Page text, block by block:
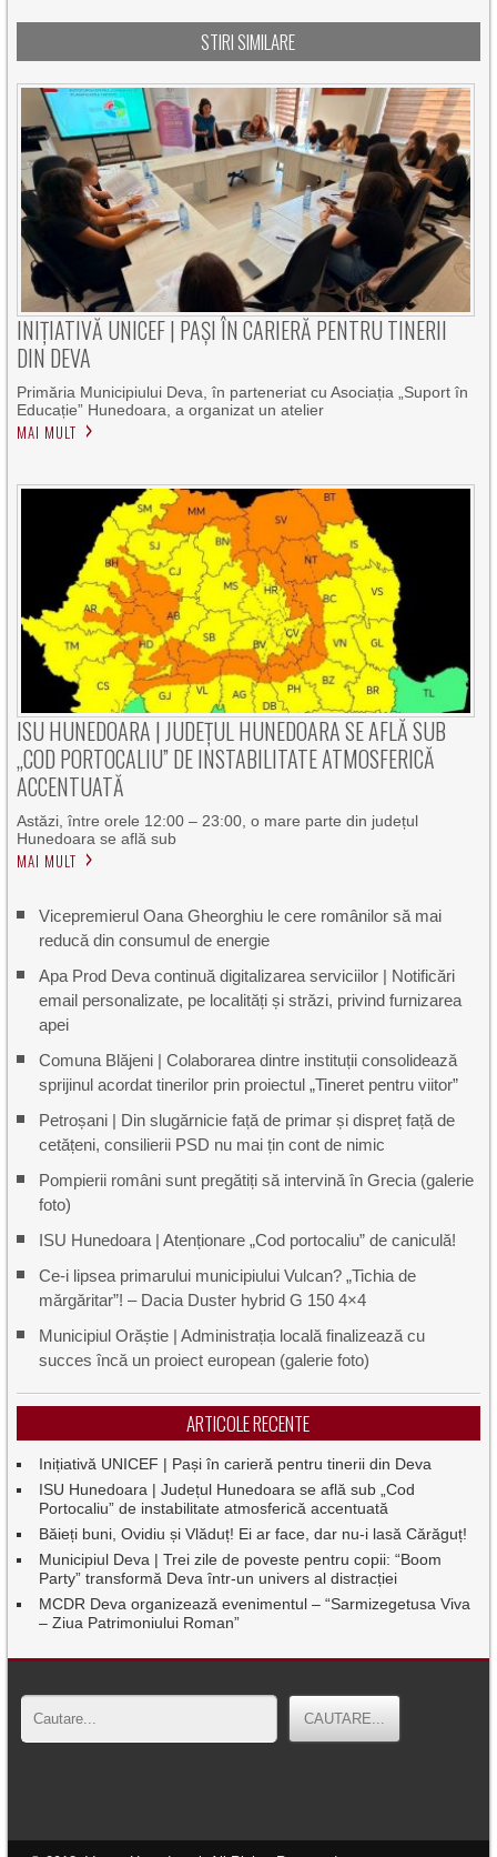
STIRI SIMILARE
INIȚIATIVĂ UNICEF | PAȘI ÎN CARIERĂ PENTRU TINERII
DIN DEVA
Primăria Municipiului Deva, în parteneriat cu Asociația „Suport în
Educație” Hunedoara, a organizat un atelier
MAI MULT
ISU HUNEDOARA | JUDEȚUL HUNEDOARA SE AFLĂ SUB
„COD PORTOCALIU” DE INSTABILITATE ATMOSFERICĂ
ACCENTUATĂ
Astăzi, între orele 12:00 – 23:00, o mare parte din județul
Hunedoara se află sub
MAI MULT
Vicepremierul Oana Gheorghiu le cere românilor să mai
reducă din consumul de energie
Apa Prod Deva continuă digitalizarea serviciilor | Notificări
email personalizate, pe localități și străzi, privind furnizarea
apei
Comuna Blăjeni | Colaborarea dintre instituții consolidează
sprijinul acordat tinerilor prin proiectul „Tineret pentru viitor”
Petroșani | Din slugărnicie față de primar și dispreț față de
cetățeni, consilierii PSD nu mai țin cont de nimic
Pompierii români sunt pregătiți să intervină în Grecia (galerie
foto)
ISU Hunedoara | Atenționare „Cod portocaliu” de caniculă!
Ce-i lipsea primarului municipiului Vulcan? „Tichia de
mărgăritar”! – Dacia Duster hybrid G 150 4×4
Municipiul Orăștie | Administrația locală finalizează cu
succes încă un proiect european (galerie foto)
ARTICOLE RECENTE
Inițiativă UNICEF | Pași în carieră pentru tinerii din Deva
ISU Hunedoara | Județul Hunedoara se află sub „Cod
Portocaliu” de instabilitate atmosferică accentuată
Băieți buni, Ovidiu și Vlăduț! Ei ar face, dar nu-i lasă Cărăguț!
Municipiul Deva | Trei zile de poveste pentru copii: “Boom
Party” transformă Deva într-un univers al distracției
MCDR Deva organizează evenimentul – “Sarmizegetusa Viva
– Ziua Patrimoniului Roman”